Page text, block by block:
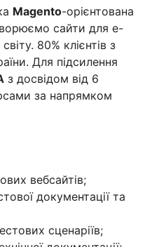
Magento-орієнтована
сайти для e-
80% клієнтів з
Для підсилення
з досвідом від 6
за напрямком
вебсайтів;
документації та
сценаріїв;